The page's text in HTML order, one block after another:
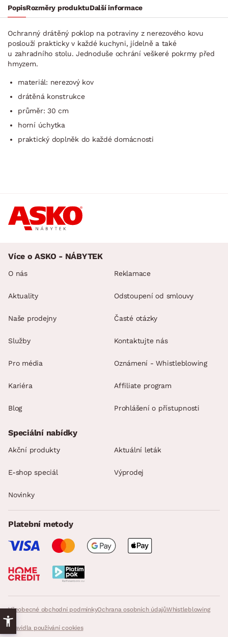
PopisRozměry produktuDalší informace
Ochranný drátěný poklop na potraviny z nerezového kovu
poslouží prakticky v každé kuchyni, jídelně a také
u zahradního stolu. Jednoduše ochrání veškeré pokrmy před
hmyzem.
materiál: nerezový kov
drátěná konstrukce
průměr: 30 cm
horní úchytka
praktický doplněk do každé domácnosti
Více o ASKO - NÁBYTEK
O nás
Aktuality
Naše prodejny
Služby
Pro média
Kariéra
Blog
Reklamace
Odstoupení od smlouvy
Časté otázky
Kontaktujte nás
Oznámení - Whistleblowing
Affiliate program
Prohlášení o přístupnosti
Všeobecné obchodní podmínkyOchrana osobních údajůWhistleblowing
Pravidla používání cookies
Speciální nabídky
Akční produkty Aktuální leták
E-shop speciál Výprodej
Novinky
Platební metody